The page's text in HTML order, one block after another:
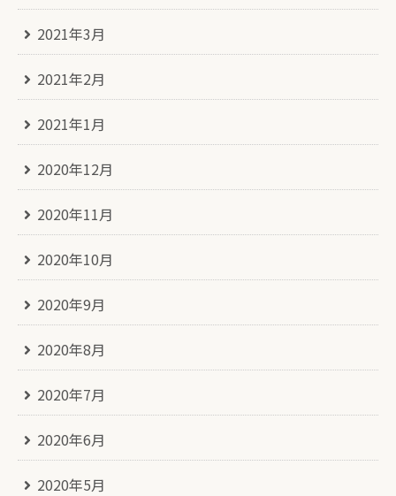
2021年3月
2021年2月
2021年1月
2020年12月
2020年11月
2020年10月
2020年9月
2020年8月
2020年7月
2020年6月
2020年5月